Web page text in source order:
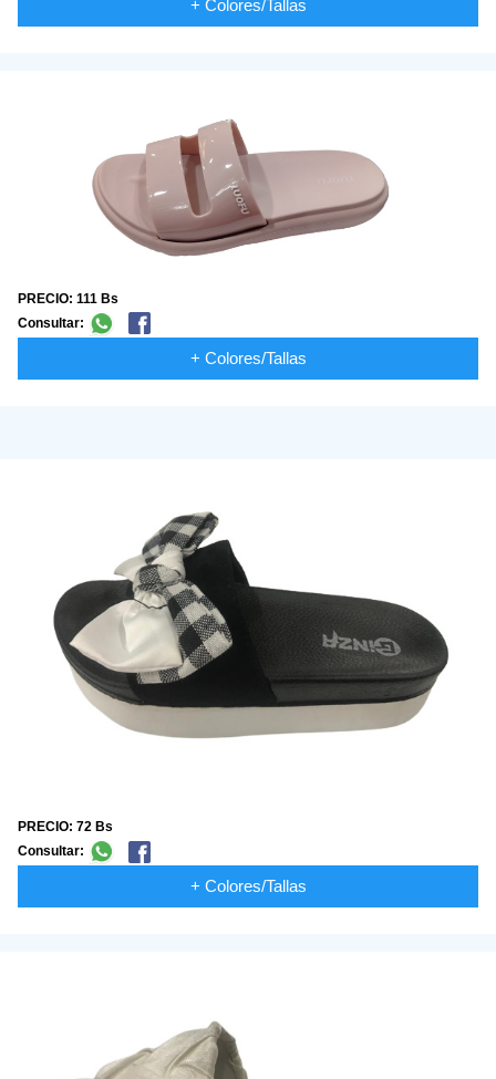
+ Colores/Tallas
PRECIO: 111 Bs
Consultar:
+ Colores/Tallas
PRECIO: 72 Bs
Consultar:
+ Colores/Tallas